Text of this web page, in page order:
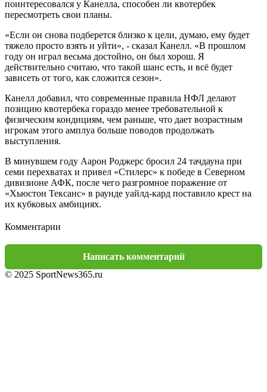
поинтересовался у Канелла, способен ли квотербек
пересмотреть свои планы.
«Если он снова подберется близко к цели, думаю, ему будет
тяжело просто взять и уйти», - сказал Канелл. «В прошлом
году он играл весьма достойно, он был хорош. Я
действительно считаю, что такой шанс есть, и всё будет
зависеть от того, как сложится сезон».
Канелл добавил, что современные правила НФЛ делают
позицию квотербека гораздо менее требовательной к
физическим кондициям, чем раньше, что дает возрастным
игрокам этого амплуа больше поводов продолжать
выступления.
В минувшем году Аарон Роджерс бросил 24 тачдауна при
семи перехватах и привел «Стилерс» к победе в Северном
дивизионе АФК, после чего разгромное поражение от
«Хьюстон Тексанс» в раунде уайлд-кард поставило крест на
их кубковых амбициях.
Комментарии
Написать комментарий
© 2025 SportNews365.ru